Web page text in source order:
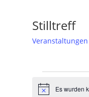
Stilltreff
Veranstaltungen
HinweisEs wurden